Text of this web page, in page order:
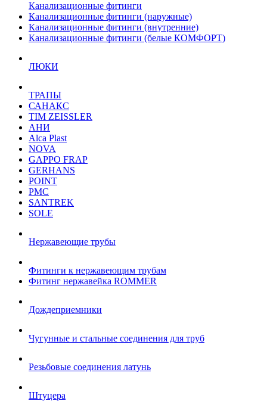
Канализационные фитинги
Канализационные фитинги (наружные)
Канализационные фитинги (внутренние)
Канализационные фитинги (белые КОМФОРТ)
ЛЮКИ
ТРАПЫ
САНАКС
TIM ZEISSLER
АНИ
Alca Plast
NOVA
GAPPO FRAP
GERHANS
POINT
РМС
SANTREK
SOLE
Нержавеющие трубы
Фитинги к нержавеющим трубам
Фитинг нержавейка ROMMER
Дождеприемники
Чугунные и стальные соединения для труб
Резьбовые соединения латунь
Штуцера